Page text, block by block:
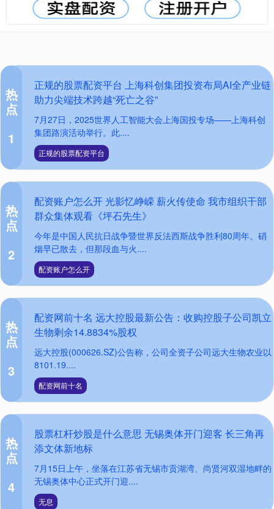
热
点
1
正规的股票配资平台 上海科创集团投资布局AI全产业链
助力尖端技术跨越“死亡之谷”
7月27日，2025世界人工智能大会上海国投专场——上海科创
集团路演活动举行。此....
正规的股票配资平台
热
点
2
配资账户怎么开 光影忆峥嵘 薪火传使命 我市组织干部
群众集体观看《坪石先生》
今年是中国人民抗日战争暨世界反法西斯战争胜利80周年。硝
烟早已散去，但那段血与火....
配资账户怎么开
热
点
3
配资网前十名 远大控股最新公告：收购控股子公司凯立
生物剩余14.8834%股权
远大控股(000626.SZ)公告称，公司全资子公司远大生物农业以
8101.19....
配资网前十名
热
点
4
股票杠杆炒股是什么意思 无锡奥体开门迎客 长三角再
添文体新地标
7月15日上午，坐落在江苏省无锡市贡湖湾、尚贤河双湿地畔的
无锡奥体中心正式开门迎....
无息